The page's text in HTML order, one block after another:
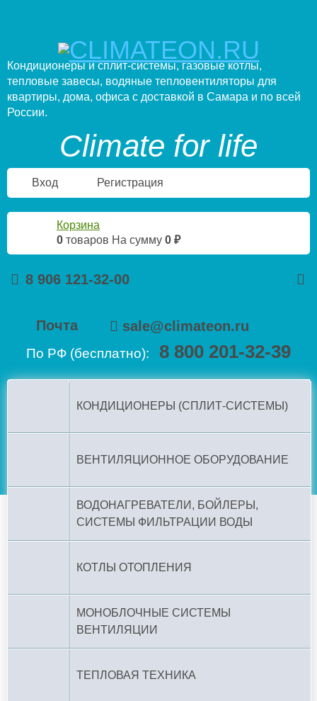
Кондиционеры и сплит-системы, газовые котлы,
тепловые завесы, водяные тепловентиляторы для
квартиры, дома, офиса с доставкой в Самара и по всей
России.
Climate for life
Вход Регистрация
Корзина
0 товаров На сумму 0 ₽
8 906 121-32-00
Почта sale@climateon.ru
По РФ (бесплатно): 8 800 201-32-39
КОНДИЦИОНЕРЫ (СПЛИТ-СИСТЕМЫ)
ВЕНТИЛЯЦИОННОЕ ОБОРУДОВАНИЕ
ВОДОНАГРЕВАТЕЛИ, БОЙЛЕРЫ,
СИСТЕМЫ ФИЛЬТРАЦИИ ВОДЫ
КОТЛЫ ОТОПЛЕНИЯ
МОНОБЛОЧНЫЕ СИСТЕМЫ
ВЕНТИЛЯЦИИ
ТЕПЛОВАЯ ТЕХНИКА